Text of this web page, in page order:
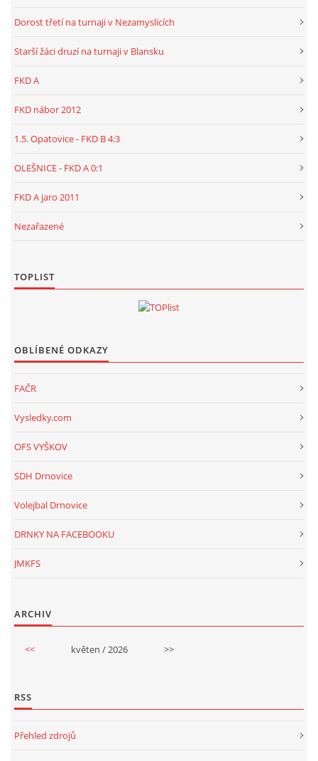
Dorost třetí na turnaji v Nezamyslicích
Starší žáci druzí na turnaji v Blansku
FKD A
FKD nábor 2012
1.5. Opatovice - FKD B 4:3
OLEŠNICE - FKD A 0:1
FKD A jaro 2011
Nezařazené
TOPLIST
OBLÍBENÉ ODKAZY
FAČR
Vysledky.com
OFS VYŠKOV
SDH Drnovice
Volejbal Drnovice
DRNKY NA FACEBOOKU
JMKFS
ARCHIV
<< květen / 2026 >>
RSS
Přehled zdrojů